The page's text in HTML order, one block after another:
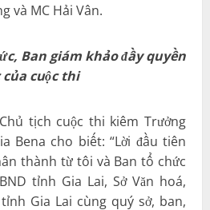
và MC Hải Vân.
Ban giám khảo đầy quyền
của cuộc thi
tịch cuộc thi kiêm Trưởng
Bena cho biết: “Lời đầu tiên
thành từ tôi và Ban tổ chức
tỉnh Gia Lai, Sở Văn hoá,
Gia Lai cùng quý sở, ban,